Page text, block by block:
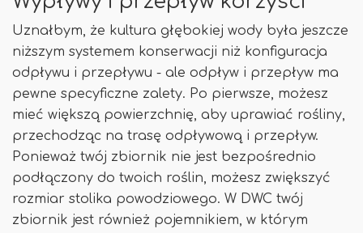
Uznałbym, że kultura głębokiej wody była jeszcze
niższym systemem konserwacji niż konfiguracja
odpływu i przepływu - ale odpływ i przepływ ma
pewne specyficzne zalety. Po pierwsze, możesz
mieć większą powierzchnię, aby uprawiać rośliny,
przechodząc na trasę odpływową i przepływ.
Ponieważ twój zbiornik nie jest bezpośrednio
podłączony do twoich roślin, możesz zwiększyć
rozmiar stolika powodziowego. W DWC twój
zbiornik jest również pojemnikiem, w którym